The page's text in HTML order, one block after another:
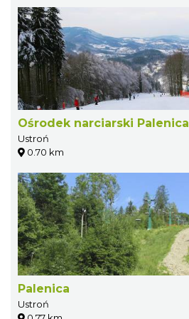
Ośrodek narciarski Palenica
Ustroń
0.70 km
Palenica
Ustroń